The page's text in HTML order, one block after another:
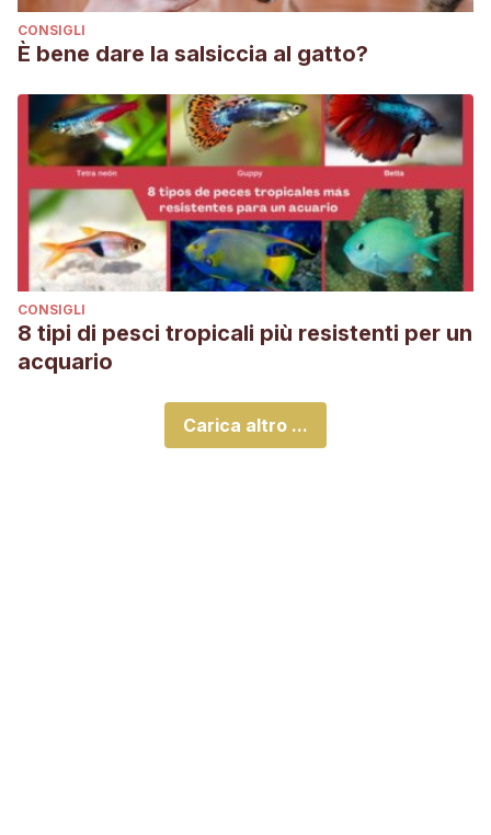
CONSIGLI
È bene dare la salsiccia al gatto?
CONSIGLI
8 tipi di pesci tropicali più resistenti per un
acquario
Carica altro ...